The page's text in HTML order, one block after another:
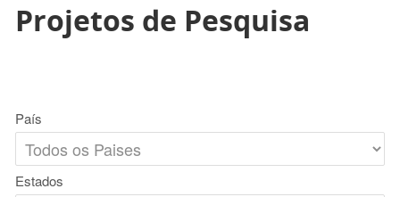
Projetos de Pesquisa
País
Estados